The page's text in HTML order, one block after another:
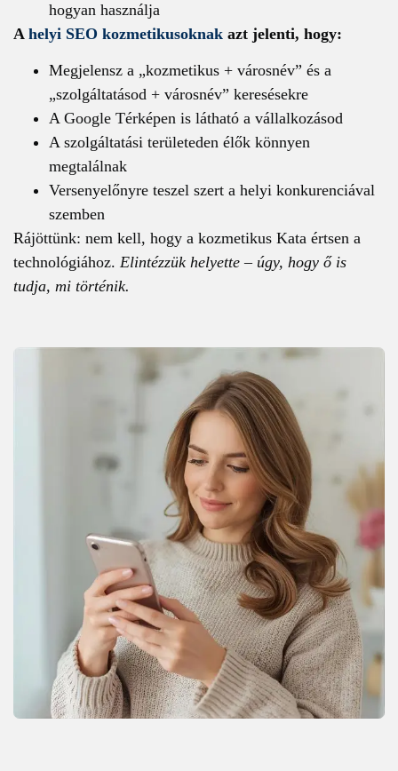
hogyan használja
A helyi SEO kozmetikusoknak azt jelenti, hogy:
Megjelensz a „kozmetikus + városnév” és a
„szolgáltatásod + városnév” keresésekre
A Google Térképen is látható a vállalkozásod
A szolgáltatási területeden élők könnyen
megtalálnak
Versenyelőnyre teszel szert a helyi konkurenciával
szemben
Rájöttünk: nem kell, hogy a kozmetikus Kata értsen a
technológiához. Elintézzük helyette – úgy, hogy ő is
tudja, mi történik.